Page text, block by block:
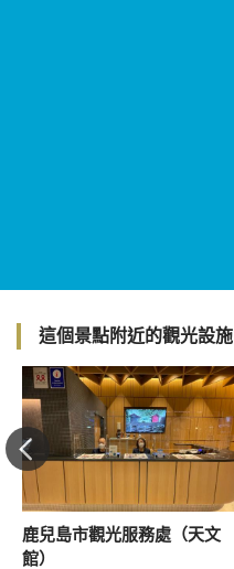
這個景點附近的觀光設施
鹿兒島市觀光服務處（天文
館）